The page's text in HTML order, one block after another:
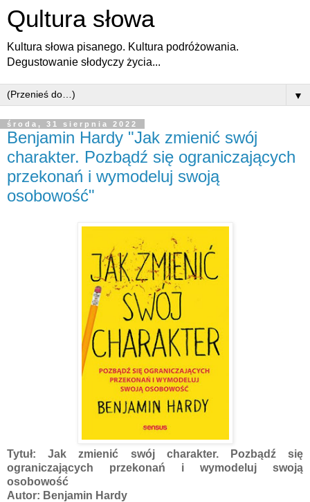
Qultura słowa
Kultura słowa pisanego. Kultura podróżowania.
Degustowanie słodyczy życia...
▼
środa, 31 sierpnia 2022
Benjamin Hardy "Jak zmienić swój
charakter. Pozbądź się ograniczających
przekonań i wymodeluj swoją
osobowość"
Tytuł: Jak zmienić swój charakter. Pozbądź się
ograniczających przekonań i wymodeluj swoją
osobowość
Autor: Benjamin Hardy